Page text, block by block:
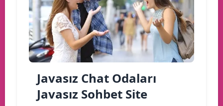
Javasız Chat Odaları
Javasız Sohbet Site